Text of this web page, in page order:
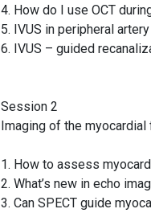
4. How do I use OCT
5. IVUS in peripheral
6. IVUS – guided
Session 2
Imaging of the myocardial
1. How to assess
2. What’s new in echo
3. Can SPECT guide